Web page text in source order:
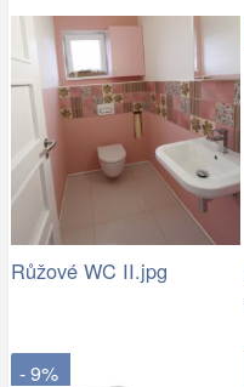
Růžové WC II.jpg
- 9%